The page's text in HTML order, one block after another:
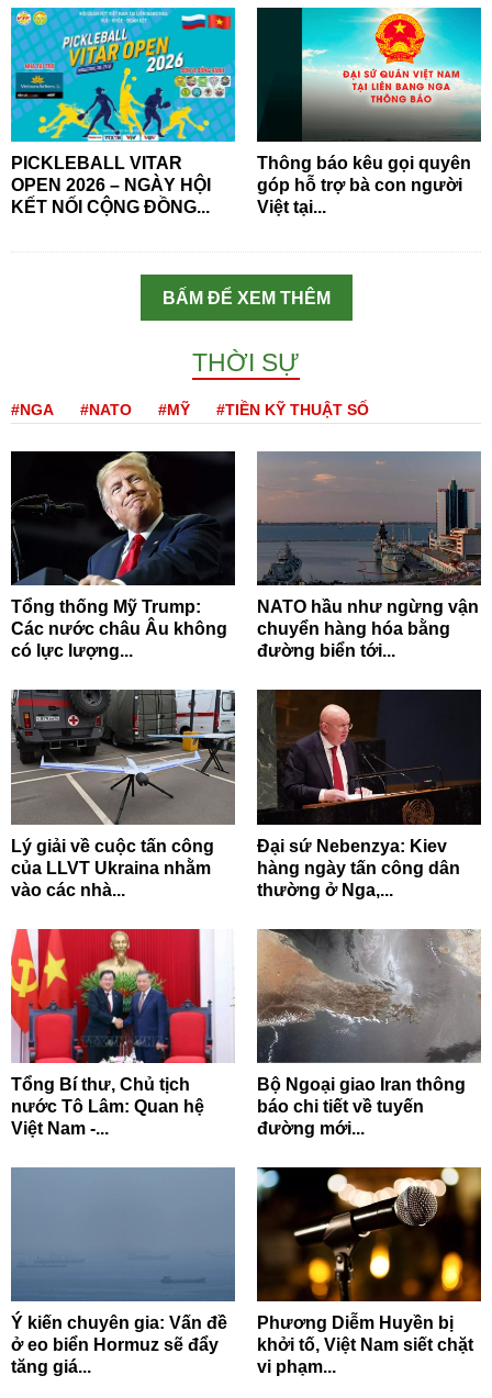
PICKLEBALL VITAR
OPEN 2026 – NGÀY HỘI
KẾT NỐI CỘNG ĐỒNG...
Thông báo kêu gọi quyên
góp hỗ trợ bà con người
Việt tại...
BẤM ĐỂ XEM THÊM
THỜI SỰ
#NGA #NATO #MỸ #TIỀN KỸ THUẬT SỐ
Tổng thống Mỹ Trump:
Các nước châu Âu không
có lực lượng...
NATO hầu như ngừng vận
chuyển hàng hóa bằng
đường biển tới...
Lý giải về cuộc tấn công
của LLVT Ukraina nhằm
vào các nhà...
Đại sứ Nebenzya: Kiev
hàng ngày tấn công dân
thường ở Nga,...
Tổng Bí thư, Chủ tịch
nước Tô Lâm: Quan hệ
Việt Nam -...
Bộ Ngoại giao Iran thông
báo chi tiết về tuyến
đường mới...
Ý kiến chuyên gia: Vấn đề
ở eo biển Hormuz sẽ đẩy
tăng giá...
Phương Diễm Huyền bị
khởi tố, Việt Nam siết chặt
vi phạm...